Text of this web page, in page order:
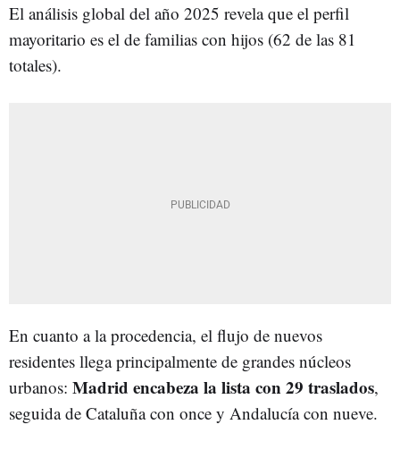
El análisis global del año 2025 revela que el perfil
mayoritario es el de familias con hijos (62 de las 81
totales).
En cuanto a la procedencia, el flujo de nuevos
residentes llega principalmente de grandes núcleos
urbanos: Madrid encabeza la lista con 29 traslados,
seguida de Cataluña con once y Andalucía con nueve.